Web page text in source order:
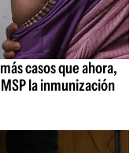
casos que ahora,
la inmunización